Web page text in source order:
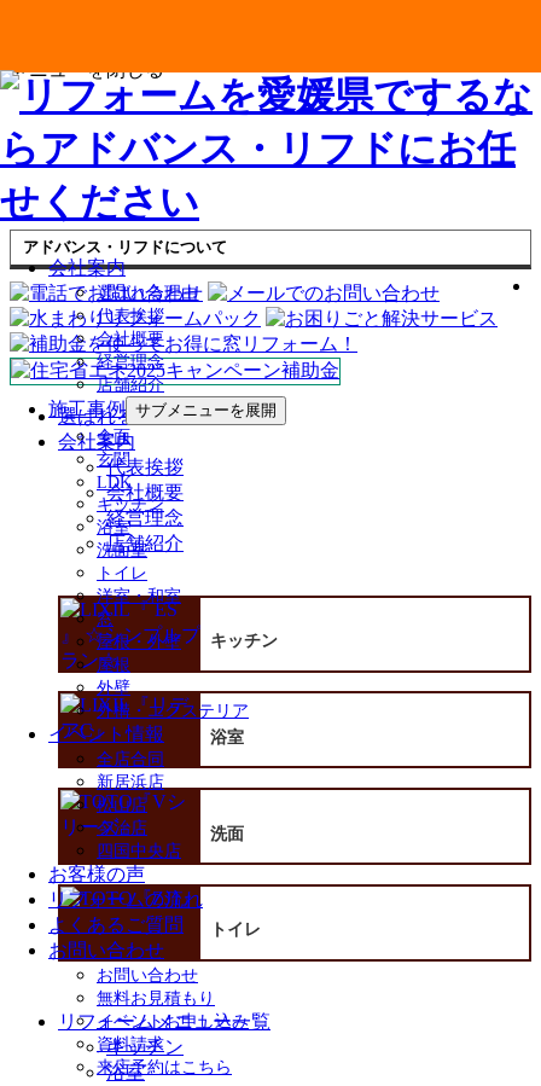
会社案内
選ばれる理由
代表挨拶
会社概要
経営理念
店舗紹介
施工事例 サブメニューを展開
全面
玄関
LDK
キッチン
浴室
洗面室
トイレ
洋室・和室
窓
屋根・外壁
屋根
外壁
外構・エクステリア
イベント情報
全店合同
新居浜店
松山店
今治店
四国中央店
お客様の声
リフォームの流れ
よくあるご質問
お問い合わせ
お問い合わせ
無料お見積もり
イベントお申し込み
資料請求
来店予約はこちら
メニューを閉じる
アドバンス・リフドについて
選ばれる理由
会社案内
代表挨拶
会社概要
経営理念
店舗紹介
キッチン
浴室
洗面
トイレ
リフォームメニュー一覧
キッチン
浴室